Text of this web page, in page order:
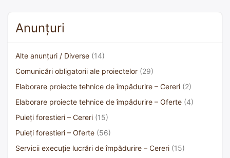
Anunțuri
Alte anunțuri / Diverse (14)
Comunicări obligatorii ale proiectelor (29)
Elaborare proiecte tehnice de împădurire – Cereri (2)
Elaborare proiecte tehnice de împădurire – Oferte (4)
Puieți forestieri – Cereri (15)
Puieți forestieri – Oferte (56)
Servicii execuție lucrări de împădurire – Cereri (15)